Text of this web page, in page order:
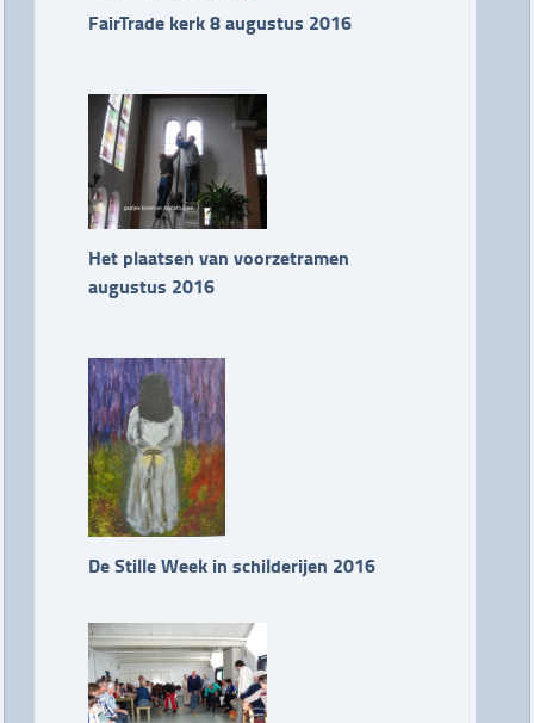
FairTrade kerk 8 augustus 2016
Het plaatsen van voorzetramen
augustus 2016
De Stille Week in schilderijen 2016